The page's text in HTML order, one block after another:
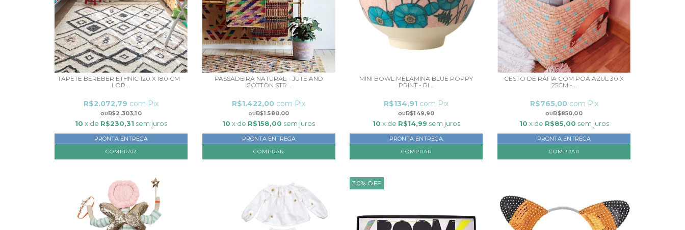
TAPETE BEREBER ETHNIC 120 X 180 CM -
LOR...
R$2.303,10
R$2.072,79 com Pix
10 x de R$230,31 sem juros
PRONTA ENTREGA
PASSADEIRA NATURAL - JUTE AND
COTTON STR...
R$1.580,00
R$1.422,00 com Pix
10 x de R$158,00 sem juros
PRONTA ENTREGA
MINI BOWL MELAMINA BLUE POPPY
PRINT - RI...
R$149,90
R$134,91 com Pix
10 x de R$14,99 sem juros
PRONTA ENTREGA
CESTO DE RÁFIA COM POÁ AZUL 30 X
25CM -...
R$850,00
R$765,00 com Pix
10 x de R$85,00 sem juros
PRONTA ENTREGA
30% OFF